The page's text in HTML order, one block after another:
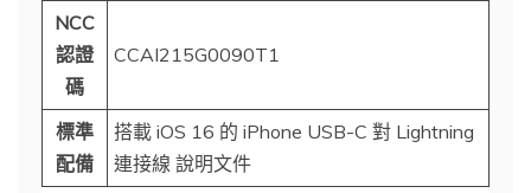
NCC
認證
碼
CCAI215G0090T1
標準
配備
搭載 iOS 16 的 iPhone USB-C 對 Lightning
連接線 說明文件